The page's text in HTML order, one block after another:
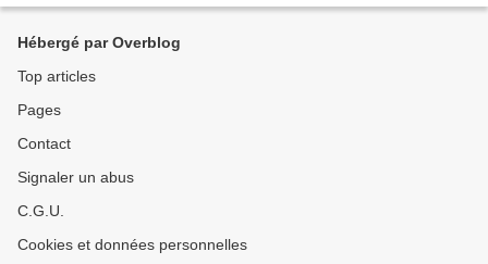
Hébergé par Overblog
Top articles
Pages
Contact
Signaler un abus
C.G.U.
Cookies et données personnelles